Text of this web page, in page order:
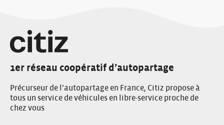
1er réseau coopératif d’autopartage
Précurseur de l’autopartage en France, Citiz propose à
tous un service de véhicules en libre-service proche de
chez vous